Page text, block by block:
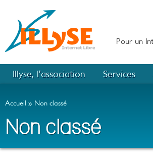
Pour un
Illyse, l’association Services
Accueil Non classé
Non classé